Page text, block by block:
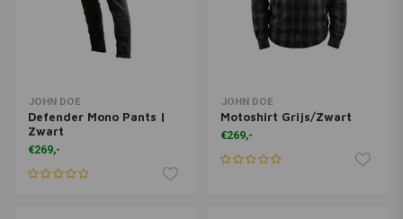
JOHN DOE
Defender Mono Pants |
Zwart
€269,-
JOHN DOE
Motoshirt Grijs/Zwart
€269,-